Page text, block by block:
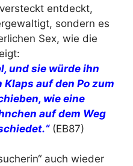
entdeckt,
sondern es
Sex, wie die
und sie würde ihn
auf den Po zum
wie eine
auf dem Weg
(EB87)
auch wieder